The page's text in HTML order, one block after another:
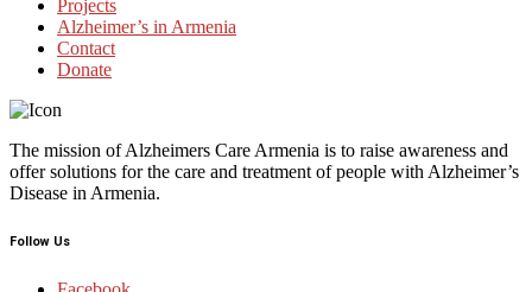
Projects
Alzheimer’s in Armenia
Contact
Donate
The mission of Alzheimers Care Armenia is to raise awareness and
offer solutions for the care and treatment of people with Alzheimer’s
Disease in Armenia.
Follow Us